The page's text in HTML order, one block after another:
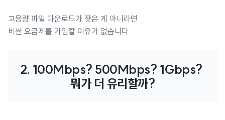
고용량 파일 다운로드가 잦은 게 아니라면
비싼 요금제를 가입할 이유가 없습니다.
2. 100Mbps? 500Mbps? 1Gbps?
뭐가 더 유리할까?